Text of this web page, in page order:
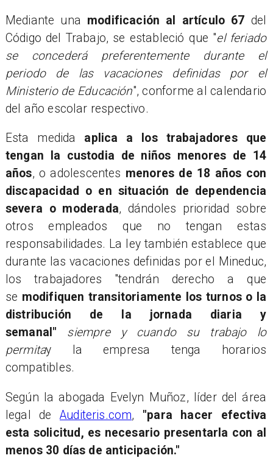
Mediante una modificación al artículo 67 del
Código del Trabajo, se estableció que "el feriado
se concederá preferentemente durante el
periodo de las vacaciones definidas por el
Ministerio de Educación", conforme al calendario
del año escolar respectivo.
Esta medida aplica a los trabajadores que
tengan la custodia de niños menores de 14
años, o adolescentes menores de 18 años con
discapacidad o en situación de dependencia
severa o moderada, dándoles prioridad sobre
otros empleados que no tengan estas
responsabilidades. La ley también establece que
durante las vacaciones definidas por el Mineduc,
los trabajadores "tendrán derecho a que
se modifiquen transitoriamente los turnos o la
distribución de la jornada diaria y
semanal"
siempre y cuando su trabajo lo
permitay la empresa tenga horarios
compatibles.
Según la abogada Evelyn Muñoz, líder del área
legal deAuditeris.com, "para hacer efectiva
esta solicitud, es necesario presentarla con al
menos 30 días de anticipación."